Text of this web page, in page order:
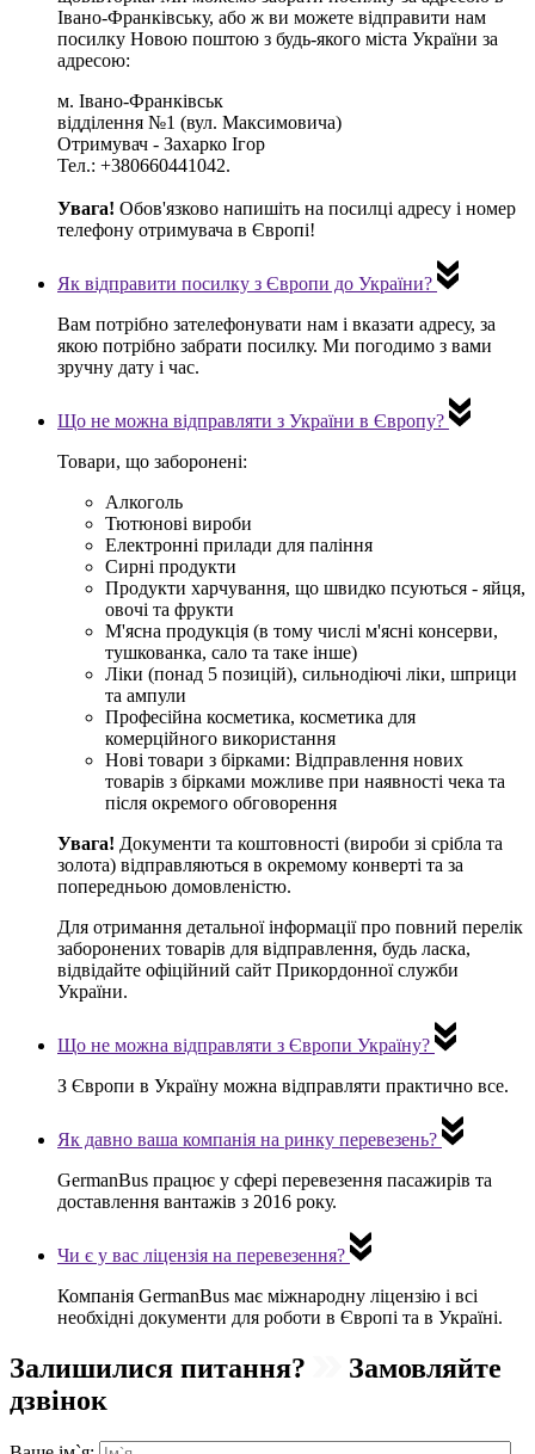
Івано-Франківську, або ж ви можете відправити нам
посилку Новою поштою з будь-якого міста України за
адресою:
м. Івано-Франківськ
відділення №1 (вул. Максимовича)
Отримувач - Захарко Ігор
Тел.: +380660441042.
Увага! Обов'язково напишіть на посилці адресу і номер
телефону отримувача в Європі!
Як відправити посилку з Європи до України?
Вам потрібно зателефонувати нам і вказати адресу, за
якою потрібно забрати посилку. Ми погодимо з вами
зручну дату і час.
Що не можна відправляти з України в Європу?
Товари, що заборонені:
Алкоголь
Тютюнові вироби
Електронні прилади для паління
Сирні продукти
Продукти харчування, що швидко псуються - яйця,
овочі та фрукти
М'ясна продукція (в тому числі м'ясні консерви,
тушкованка, сало та таке інше)
Ліки (понад 5 позицій), сильнодіючі ліки, шприци
та ампули
Професійна косметика, косметика для
комерційного використання
Нові товари з бірками: Відправлення нових
товарів з бірками можливе при наявності чека та
після окремого обговорення
Увага! Документи та коштовності (вироби зі срібла та
золота) відправляються в окремому конверті та за
попередньою домовленістю.
Для отримання детальної інформації про повний перелік
заборонених товарів для відправлення, будь ласка,
відвідайте офіційний сайт Прикордонної служби
України.
Що не можна відправляти з Європи Україну?
З Європи в Україну можна відправляти практично все.
Як давно ваша компанія на ринку перевезень?
GermanBus працює у сфері перевезення пасажирів та
доставлення вантажів з 2016 року.
Чи є у вас ліцензія на перевезення?
Компанія GermanBus має міжнародну ліцензію і всі
необхідні документи для роботи в Європі та в Україні.
Залишилися питання?
Замовляйте
дзвінок